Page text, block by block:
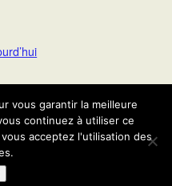
vous garantir la meilleure
continuez à utiliser ce
acceptez l'utilisation des